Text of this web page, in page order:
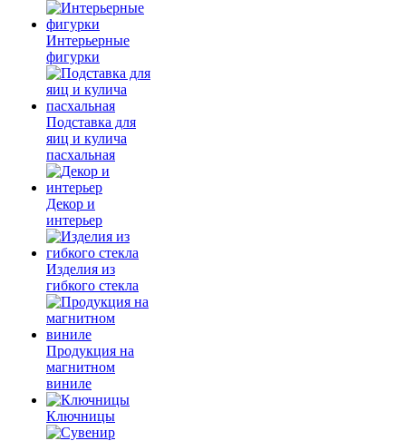
Интерьерные
фигурки
Подставка для
яиц и кулича
пасхальная
Декор и
интерьер
Изделия из
гибкого стекла
Продукция на
магнитном
виниле
Ключницы